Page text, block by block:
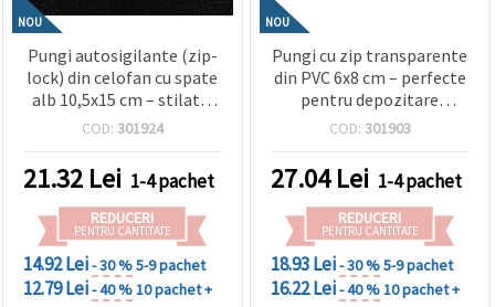
NOU
Pungi autosigilante (zip-
lock) din celofan cu spate
alb 10,5x15 cm – stilate,
ambalare rezistentă,
set de 100
COD: 301924
21.32 Lei 1-4 pachet
REDUCERI
PENTRU CANTITATE
14.92 Lei- 30 %5-9 pachet
12.79 Lei- 40 %10 pachet +
NOU
Pungi cu zip transparente
din PVC 6x8 cm – perfecte
pentru depozitare
ordonată și expunere, set
COD: 301903
27.04Lei 1-4 pachet
REDUCERI
PENTRU CANTITATE
18.93 Lei- 30 %5-9 pachet
16.22 Lei- 40 %10 pachet +